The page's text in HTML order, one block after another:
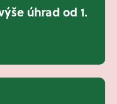
úhrad od 1.